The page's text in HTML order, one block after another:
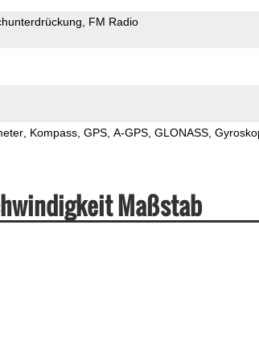
FM Radio
Kompass GPS A-GPS GLONASS
Maßstab